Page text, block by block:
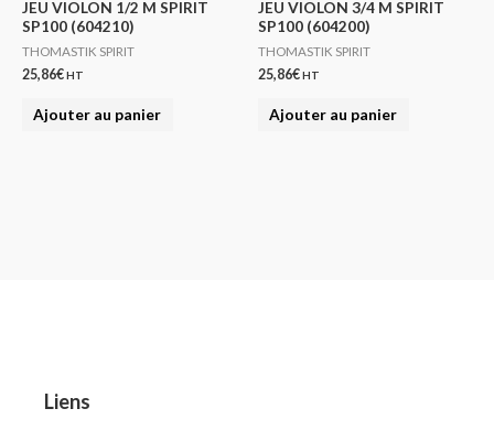
JEU VIOLON 1/2 M SPIRIT
SP100 (604210)
THOMASTIK SPIRIT
25,86€HT
Ajouter au panier
JEU VIOLON 3/4 M SPIRIT
SP100 (604200)
THOMASTIK SPIRIT
25,86€HT
Ajouter au panier
Liens